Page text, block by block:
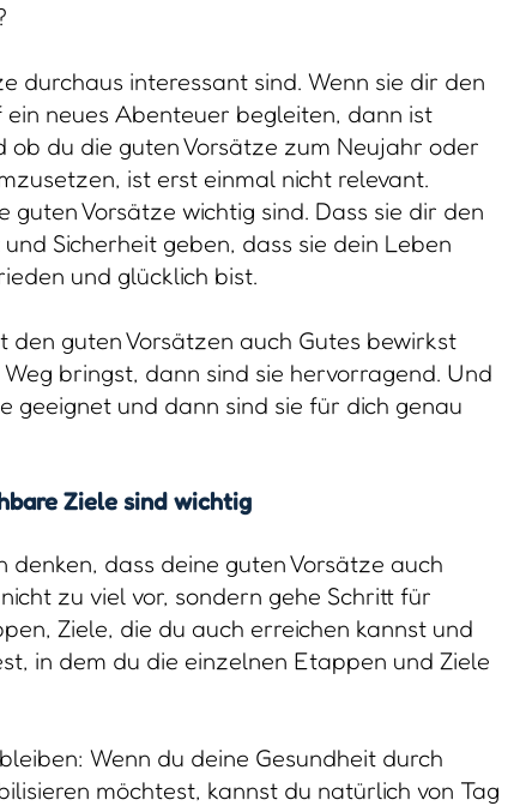
durchaus interessant sind. Wenn sie dir den
neues Abenteuer begleiten, dann ist
ob du die guten Vorsätze zum Neujahr oder
ist erst einmal nicht relevant.
guten Vorsätze wichtig sind. Dass sie dir den
Sicherheit geben, dass sie dein Leben
und glücklich bist.
guten Vorsätzen auch Gutes bewirkst
bringst, dann sind sie hervorragend. Und
geeignet und dann sind sie für dich genau
Ziele sind wichtig
dass deine guten Vorsätze auch
zu viel vor, sondern gehe Schritt für
Ziele, die du auch erreichen kannst und
in dem du die einzelnen Etappen und Ziele
Wenn du deine Gesundheit durch
möchtest, kannst du natürlich von Tag